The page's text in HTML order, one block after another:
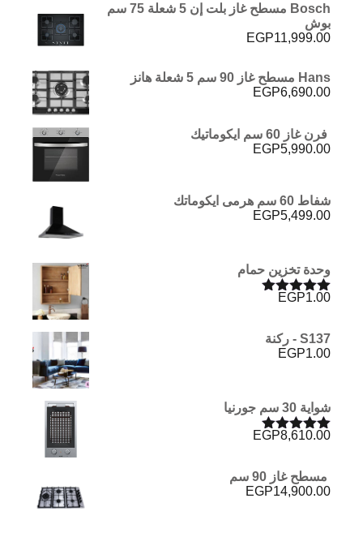
Bosch مسطح غاز بلت إن 5 شعلة 75 سم
بوش
EGP11,999.00
Hans مسطح غاز 90 سم 5 شعلة هانز
EGP6,690.00
فرن غاز 60 سم ايكوماتيك
EGP5,990.00
شفاط 60 سم هرمى ايكوماتك
EGP5,499.00
وحدة تخزين حمام
تم التقييم
EGP1.00
S137 - ركنة
EGP1.00
شواية 30 سم جورنيا
تم التقييمEGP8,610.00
مسطح غاز 90 سم
EGP14,900.00